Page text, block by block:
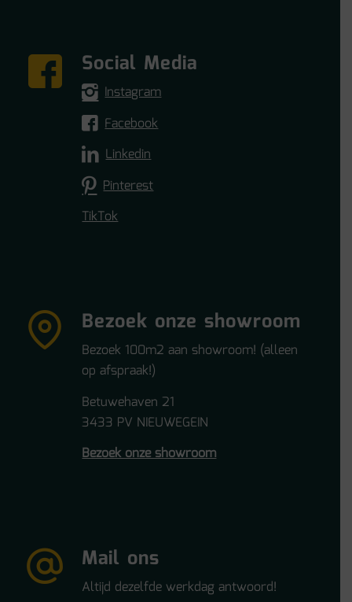
Social Media
Instagram
Facebook
Linkedin
Pinterest
TikTok
Bezoek onze showroom
Bezoek 100m2 aan showroom! (alleen
op afspraak!)
Betuwehaven 21
3433 PV NIEUWEGEIN
Bezoek onze showroom
Mail ons
Altijd dezelfde werkdag antwoord!